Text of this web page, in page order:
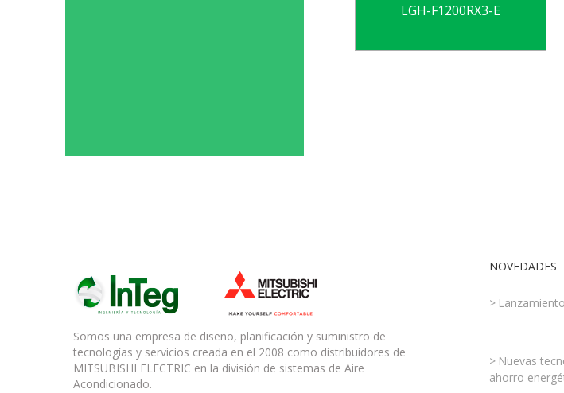
LGH-F1200RX3-E
Somos una empresa de diseño, planificación y suministro de
tecnologías y servicios creada en el 2008 como distribuidores de
MITSUBISHI ELECTRIC en la división de sistemas de Aire
Acondicionado.
NOVEDADES
Nuevas
ahorro